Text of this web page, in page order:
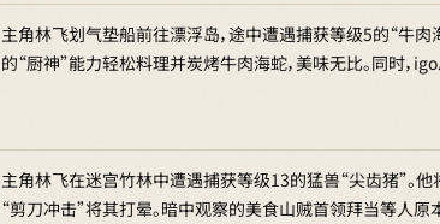
主角林飞划气垫船前往漂浮岛，途中遭遇捕获等级5的“牛肉
的“厨神”能力轻松料理并炭烤牛肉海蛇，美味无比。同时，
主角林飞在迷宫竹林中遭遇捕获等级13的猛兽“尖齿猪”。他
“剪刀冲击”将其打晕。暗中观察的美食山贼首领拜当等人原